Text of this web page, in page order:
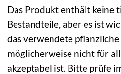
Das Produkt enthält keine
Bestandteile, aber es ist
das verwendete
möglicherweise nicht für
akzeptabel ist. Bitte prüfe